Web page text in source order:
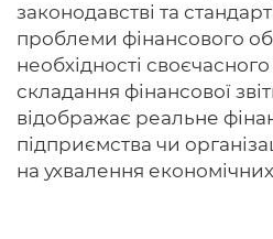
законодавстві та
проблеми фінансового
необхідності
складання фінансової
відображає реальне
підприємства чи
на ухвалення